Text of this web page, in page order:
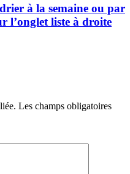
à la semaine ou par
l’onglet liste à droite
Les champs obligatoires